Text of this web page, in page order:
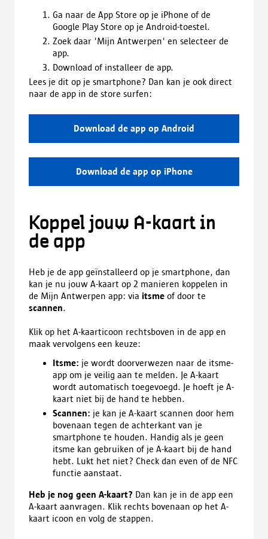
Ga naar de App Store op je iPhone of de
Google Play Store op je Android-toestel.
Zoek daar 'Mijn Antwerpen' en selecteer de
app.
Download of installeer de app.
Lees je dit op je smartphone? Dan kan je ook direct
naar de app in de store surfen:
Download de app op Android
Download de app op iPhone
Koppel jouw A-kaart in
de app
Heb je de app geïnstalleerd op je smartphone, dan
kan je nu jouw A-kaart op 2 manieren koppelen in
de Mijn Antwerpen app: via itsme of door te
scannen.
Klik op het A-kaarticoon rechtsboven in de app en
maak vervolgens een keuze:
Itsme: je wordt doorverwezen naar de itsme-
app om je veilig aan te melden. Je A-kaart
wordt automatisch toegevoegd. Je hoeft je A-
kaart niet bij de hand te hebben.
Scannen: je kan je A-kaart scannen door hem
bovenaan tegen de achterkant van je
smartphone te houden. Handig als je geen
itsme kan gebruiken of je A-kaart bij de hand
hebt. Lukt het niet? Check dan even of de NFC
functie aanstaat.
Heb je nog geen A-kaart? Dan kan je in de app een
A-kaart aanvragen. Klik rechts bovenaan op het A-
kaart icoon en volg de stappen.